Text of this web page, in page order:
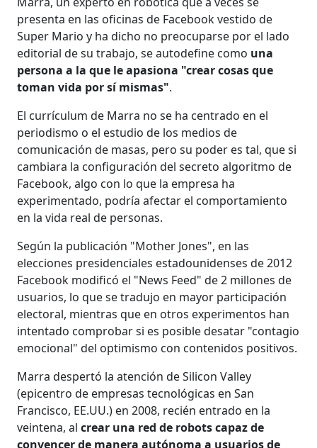
presenta en las oficinas de Facebook vestido de
Super Mario y ha dicho no preocuparse por el lado
editorial de su trabajo, se autodefine como una
persona a la que le apasiona "crear cosas que
toman vida por sí mismas".
El currículum de Marra no se ha centrado en el
periodismo o el estudio de los medios de
comunicación de masas, pero su poder es tal, que si
cambiara la configuración del secreto algoritmo de
Facebook, algo con lo que la empresa ha
experimentado, podría afectar el comportamiento
en la vida real de personas.
Según la publicación "Mother Jones", en las
elecciones presidenciales estadounidenses de 2012
Facebook modificó el "News Feed" de 2 millones de
usuarios, lo que se tradujo en mayor participación
electoral, mientras que en otros experimentos han
intentado comprobar si es posible desatar "contagio
emocional" del optimismo con contenidos positivos.
Marra despertó la atención de Silicon Valley
(epicentro de empresas tecnológicas en San
Francisco, EE.UU.) en 2008, recién entrado en la
veintena, alcrear una red de robots capaz de
convencer de manera autónoma a usuarios de